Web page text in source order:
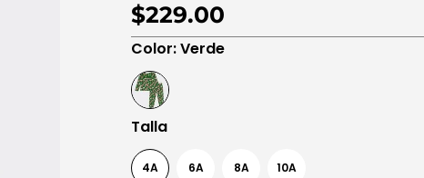
$229.00
Color:Verde
Talla
4A 6A 8A 10A